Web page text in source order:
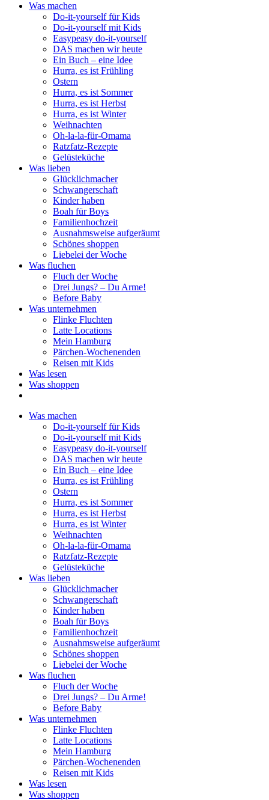
Was machen
Do-it-yourself für Kids
Do-it-yourself mit Kids
Easypeasy do-it-yourself
DAS machen wir heute
Ein Buch – eine Idee
Hurra, es ist Frühling
Ostern
Hurra, es ist Sommer
Hurra, es ist Herbst
Hurra, es ist Winter
Weihnachten
Oh-la-la-für-Omama
Ratzfatz-Rezepte
Gelüsteküche
Was lieben
Glücklichmacher
Schwangerschaft
Kinder haben
Boah für Boys
Familienhochzeit
Ausnahmsweise aufgeräumt
Schönes shoppen
Liebelei der Woche
Was fluchen
Fluch der Woche
Drei Jungs? – Du Arme!
Before Baby
Was unternehmen
Flinke Fluchten
Latte Locations
Mein Hamburg
Pärchen-Wochenenden
Reisen mit Kids
Was lesen
Was shoppen
Was machen
Do-it-yourself für Kids
Do-it-yourself mit Kids
Easypeasy do-it-yourself
DAS machen wir heute
Ein Buch – eine Idee
Hurra, es ist Frühling
Ostern
Hurra, es ist Sommer
Hurra, es ist Herbst
Hurra, es ist Winter
Weihnachten
Oh-la-la-für-Omama
Ratzfatz-Rezepte
Gelüsteküche
Was lieben
Glücklichmacher
Schwangerschaft
Kinder haben
Boah für Boys
Familienhochzeit
Ausnahmsweise aufgeräumt
Schönes shoppen
Liebelei der Woche
Was fluchen
Fluch der Woche
Drei Jungs? – Du Arme!
Before Baby
Was unternehmen
Flinke Fluchten
Latte Locations
Mein Hamburg
Pärchen-Wochenenden
Reisen mit Kids
Was lesen
Was shoppen